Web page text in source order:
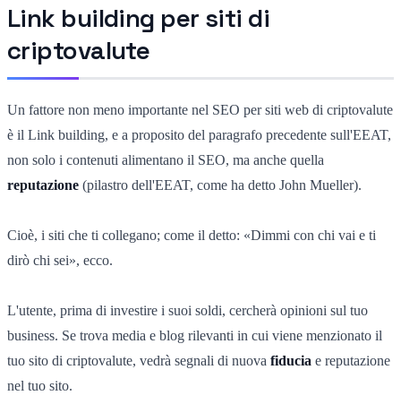
Link building per siti di
criptovalute
Un fattore non meno importante nel SEO per siti web di criptovalute
è il Link building, e a proposito del paragrafo precedente sull'EEAT,
non solo i contenuti alimentano il SEO, ma anche quella
reputazione (pilastro dell'EEAT, come ha detto John Mueller).
Cioè, i siti che ti collegano; come il detto: «Dimmi con chi vai e ti
dirò chi sei», ecco.
L'utente, prima di investire i suoi soldi, cercherà opinioni sul tuo
business. Se trova media e blog rilevanti in cui viene menzionato il
tuo sito di criptovalute, vedrà segnali di nuova fiducia e reputazione
nel tuo sito.